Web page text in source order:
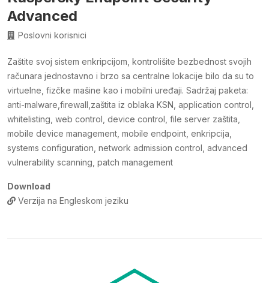
Advanced
Poslovni korisnici
Zaštite svoj sistem enkripcijom, kontrolišite bezbednost svojih
računara jednostavno i brzo sa centralne lokacije bilo da su to
virtuelne, fizčke mašine kao i mobilni uređaji. Sadržaj paketa:
anti-malware,firewall,zaštita iz oblaka KSN, application control,
whitelisting, web control, device control, file server zaštita,
mobile device management, mobile endpoint, enkripcija,
systems configuration, network admission control, advanced
vulnerability scanning, patch management
Download
Verzija na Engleskom jeziku